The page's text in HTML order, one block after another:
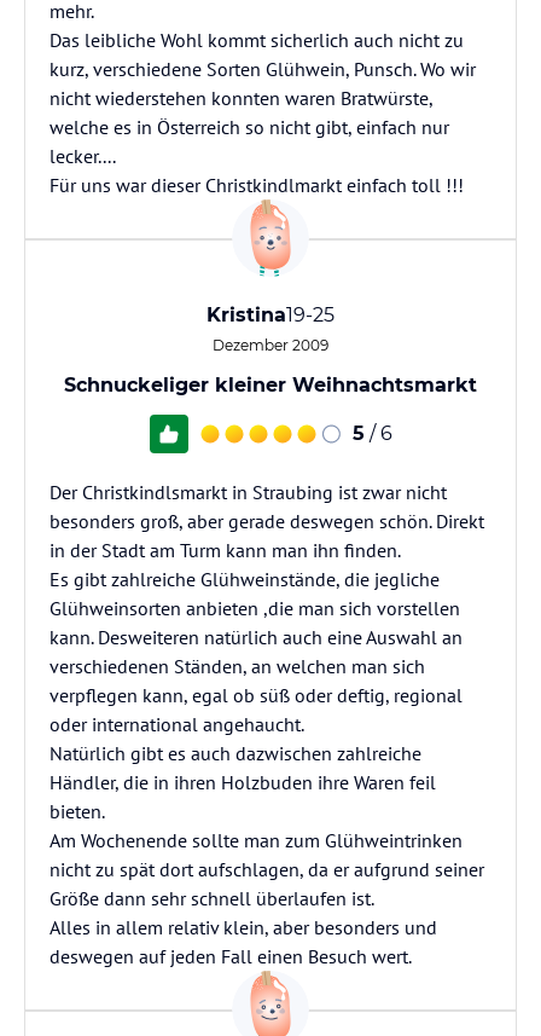
mehr.
Das leibliche Wohl kommt sicherlich auch nicht zu
kurz, verschiedene Sorten Glühwein, Punsch. Wo wir
nicht wiederstehen konnten waren Bratwürste,
welche es in Österreich so nicht gibt, einfach nur
lecker....
Für uns war dieser Christkindlmarkt einfach toll !!!
Kristina19-25
Dezember 2009
Schnuckeliger kleiner Weihnachtsmarkt
5 / 6
Der Christkindlsmarkt in Straubing ist zwar nicht
besonders groß, aber gerade deswegen schön. Direkt
in der Stadt am Turm kann man ihn finden.
Es gibt zahlreiche Glühweinstände, die jegliche
Glühweinsorten anbieten ,die man sich vorstellen
kann. Desweiteren natürlich auch eine Auswahl an
verschiedenen Ständen, an welchen man sich
verpflegen kann, egal ob süß oder deftig, regional
oder international angehaucht.
Natürlich gibt es auch dazwischen zahlreiche
Händler, die in ihren Holzbuden ihre Waren feil
bieten.
Am Wochenende sollte man zum Glühweintrinken
nicht zu spät dort aufschlagen, da er aufgrund seiner
Größe dann sehr schnell überlaufen ist.
Alles in allem relativ klein, aber besonders und
deswegen auf jeden Fall einen Besuch wert.